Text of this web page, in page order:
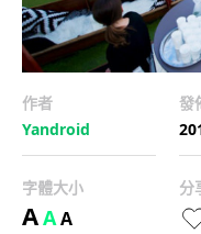
作者
Yandroid
發
字體大小
AAA
分